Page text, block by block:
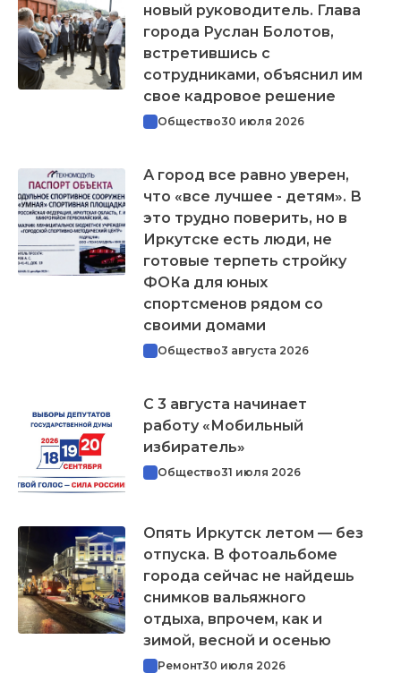
новый руководитель. Глава
города Руслан Болотов,
встретившись с
сотрудниками, объяснил им
свое кадровое решение
Общество30 июля 2026
А город все равно уверен,
что «все лучшее - детям». В
это трудно поверить, но в
Иркутске есть люди, не
готовые терпеть стройку
ФОКа для юных
спортсменов рядом со
своими домами
Общество3 августа 2026
С 3 августа начинает
работу «Мобильный
избиратель»
Общество31 июля 2026
Опять Иркутск летом — без
отпуска. В фотоальбоме
города сейчас не найдешь
снимков вальяжного
отдыха, впрочем, как и
зимой, весной и осенью
Ремонт30 июля 2026